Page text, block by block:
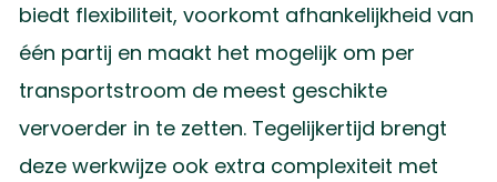
biedt flexibiliteit, voorkomt afhankelijkheid van
één partij en maakt het mogelijk om per
transportstroom de meest geschikte
vervoerder in te zetten. Tegelijkertijd brengt
deze werkwijze ook extra complexiteit met